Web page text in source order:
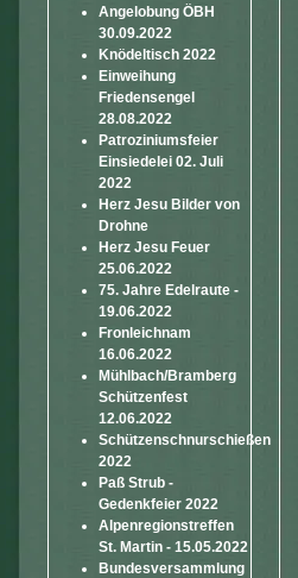
Angelobung ÖBH
30.09.2022
Knödeltisch 2022
Einweihung
Friedensengel
28.08.2022
Patroziniumsfeier
Einsiedelei 02. Juli
2022
Herz Jesu Bilder von
Drohne
Herz Jesu Feuer
25.06.2022
75. Jahre Edelraute -
19.06.2022
Fronleichnam
16.06.2022
Mühlbach/Bramberg
Schützenfest
12.06.2022
Schützenschnurschießen
2022
Paß Strub -
Gedenkfeier 2022
Alpenregionstreffen
St. Martin - 15.05.2022
Bundesversammlung